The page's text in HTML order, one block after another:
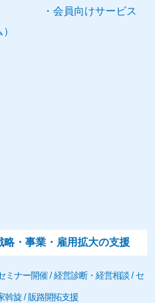
）
会員向けサービス
略・事業・雇用拡大の支援
ミナー開催 / 経営診断・経営相談 / セ
斡旋 / 販路開拓支援